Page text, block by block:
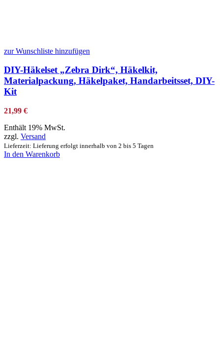
zur Wunschliste hinzufügen
DIY-Häkelset „Zebra Dirk“, Häkelkit,
Materialpackung, Häkelpaket, Handarbeitsset, DIY-
Kit
21,99 €
Enthält 19% MwSt.
zzgl. Versand
Lieferzeit: Lieferung erfolgt innerhalb von 2 bis 5 Tagen
In den Warenkorb